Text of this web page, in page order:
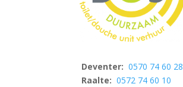
Deventer: 0570 74 60 28
Raalte: 0572 74 60 10